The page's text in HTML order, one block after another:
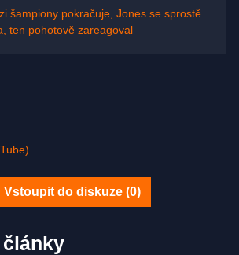
šampiony pokračuje, Jones se sprostě
ten pohotově zareagoval
Vstoupit do diskuze (0)